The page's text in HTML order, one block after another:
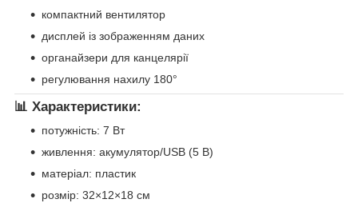
компактний вентилятор
дисплей із зображенням даних
органайзери для канцелярії
регулювання нахилу 180°
📊 Характеристики:
потужність: 7 Вт
живлення: акумулятор/USB (5 В)
матеріал: пластик
розмір: 32×12×18 см